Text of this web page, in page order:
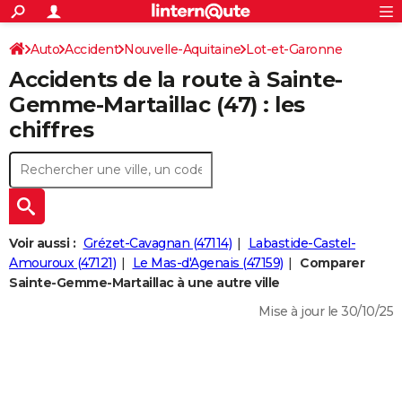
ACTUALITÉS
Politique
Société
Faits Divers
Education
Monde
Villes
+
SPORT
Coupe du monde 2026
Football
Tennis
Cyclisme
Rugby
Forum
Programme TV
TNT
Streaming
Cinéma
Sorties cinéma
Musique
+
FINANCE
Retraite
Impôts
Epargne
Immobilier
Risques naturels par ville
Banque
Assurance
CréditAUTO
Essais
Réserver un essai
Citadines
Berlines
SUV
Forum auto
+HIGH-TECH
Mobiles
Meilleur smartphone
Internet
Ordinateurs
Jeux vidéo
Guide high-tech
+
BRICOLAGE
Forum
Aménagement intérieur
Extérieur
Cuisine
Salle de bains
Jardinage
Rangement
+WEEK-END
Rechercher
S'inscrire
Connexion
Auto Accident Nouvelle-Aquitaine Lot-et-Garonne
Accidents de la route à Sainte-
Gemme-Martaillac (47) : les
chiffres
Voir aussi : Grézet-Cavagnan (47114)
Labastide-Castel-
Amouroux (47121)
Le Mas-d'Agenais (47159)
Comparer
Sainte-Gemme-Martaillac à une autre ville
Mise à jour le 30/10/25